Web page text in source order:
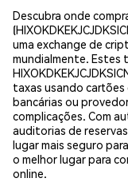
Descubra onde
uma exchange de
mundialmente. Estes
taxas usando
bancárias ou
complicações. Com
auditorias de
lugar mais seguro para
o melhor lugar para
online.